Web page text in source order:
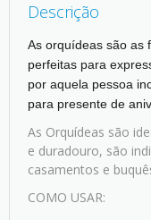
Descrição
As orquídeas são as
perfeitas para
por aquela pessoa
para presente de
As Orquídeas são
e duradouro, são
casamentos e
COMO USAR: